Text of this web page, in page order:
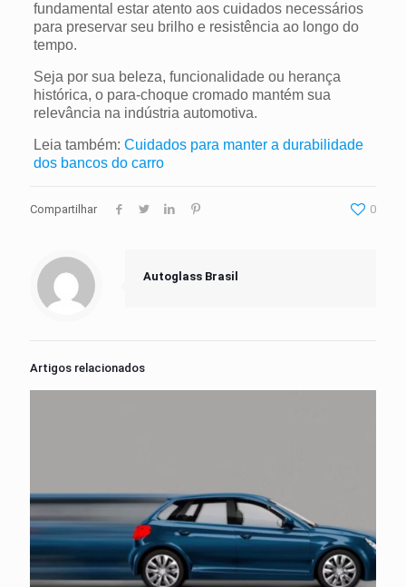
fundamental estar atento aos cuidados necessários
para preservar seu brilho e resistência ao longo do
tempo.
Seja por sua beleza, funcionalidade ou herança
histórica, o para-choque cromado mantém sua
relevância na indústria automotiva.
Leia também: Cuidados para manter a durabilidade
dos bancos do carro
Compartilhar 0
Autoglass Brasil
Artigos relacionados